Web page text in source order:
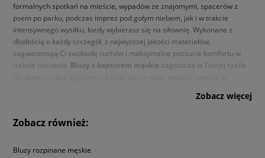
formalnych spotkań na mieście, wypadów ze znajomymi, spacerów z
psem po parku, podczas imprez pod gołym niebem, jak i w trakcie
intensywnego wysiłku, kiedy wybierasz się na siłownię. Wykonane z
dbałością o każdy szczegół, z najwyższej jakości materiałów,
zagwarantują Ci swobodę ruchów i maksymalne poczucie komfortu w
trakcie noszenia. Bluzy z kapturem męskie zagoszczą w Twojej szafie
sporty
Bluzy męskie z kapturem to niezwykle praktyczny wybór na co dzień. Ich
Zobacz więcej
Zobacz również:
Bluzy rozpinane męskie